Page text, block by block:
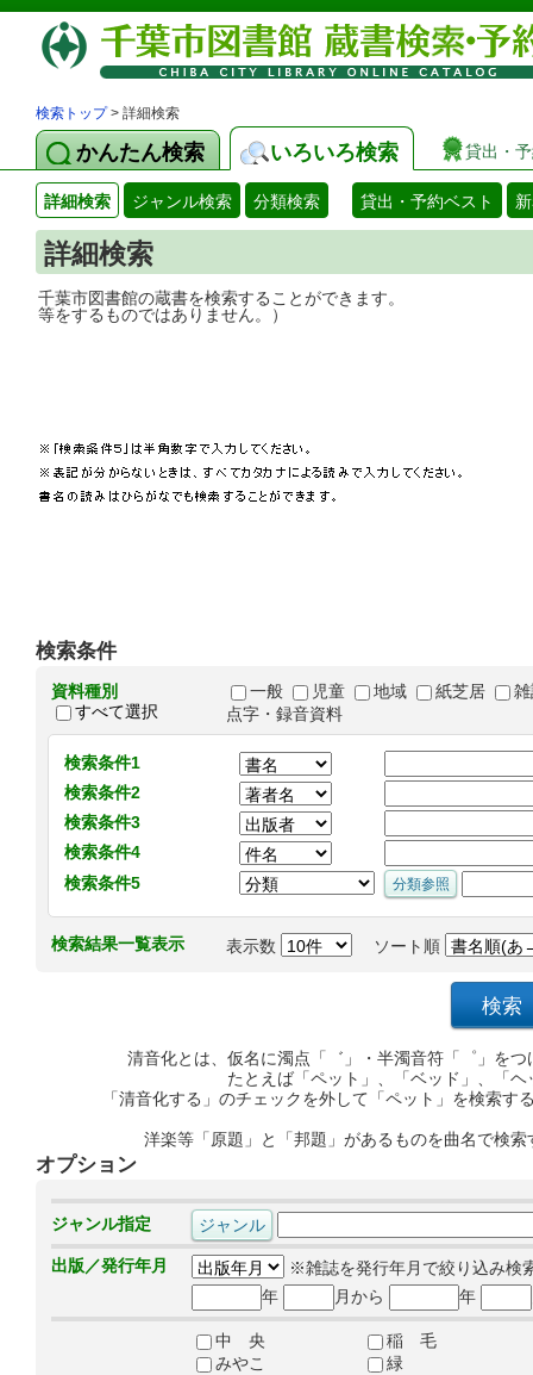
検索トップ> 詳細検索
かんたん検索 いろいろ検索 貸出・
詳細検索 ジャンル検索 分類検索 貸出・予約ベスト
詳細検索
千葉市図書館の蔵書を検索することがで
等をするものではありません。）
検索条件
資料種別
すべて選択
一般 児童 地域 紙芝居
点字・録音資料
検索条件1
検索条件2
検索条件3
検索条件4
検索条件5
検索結果一覧表示 表示数 ソート順
清音化とは、仮名に濁点「゛」・半濁音符「゜」を
たとえば「ペット」、「ベッド」、「
「清音化する」のチェックを外して「ペット」を検索
洋楽等「原題」と「邦題」があるものを曲名で検
オプション
ジャンル指定
出版／発行年月
※雑誌を発行年月で絞り込み検
年
月から 年
中 央
稲 毛
みやこ
緑